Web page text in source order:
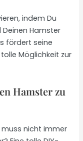
indem Du
Hamster
fördert seine
Möglichkeit zur
Hamster zu
muss nicht immer